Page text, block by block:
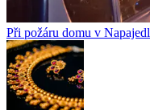
Při požáru domu v